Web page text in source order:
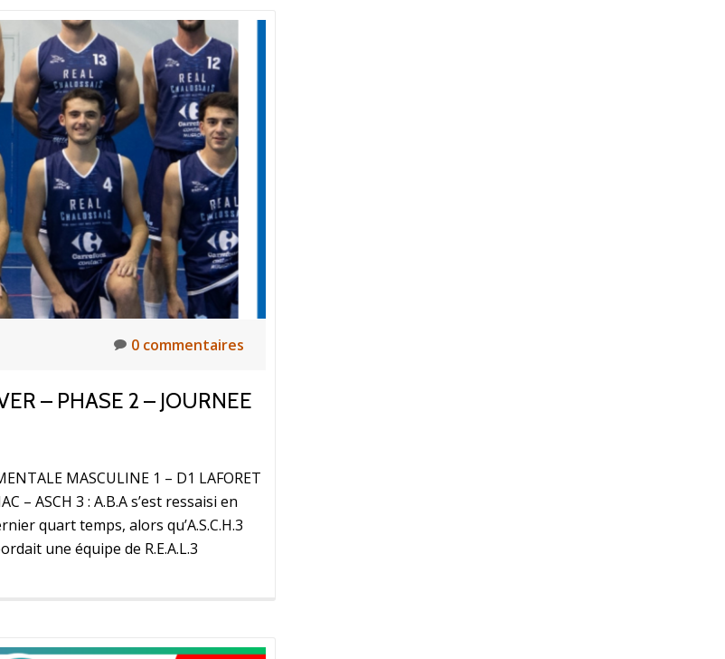
0 commentaires
– PHASE 2 – JOURNEE
MASCULINE 1 – D1 LAFORET
– ASCH 3 : A.B.A s’est ressaisi en
quart temps, alors qu’A.S.C.H.3
une équipe de R.E.A.L.3